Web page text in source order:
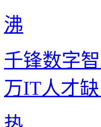
沸
千锋数字
万IT人才